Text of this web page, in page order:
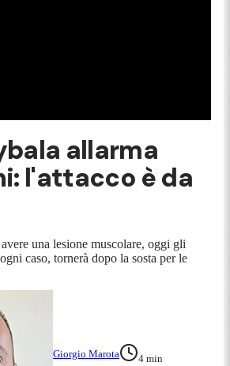
allarma
l'attacco è da
una lesione muscolare, oggi gli
caso, tornerà dopo la sosta per le
Giorgio Marota 4 min